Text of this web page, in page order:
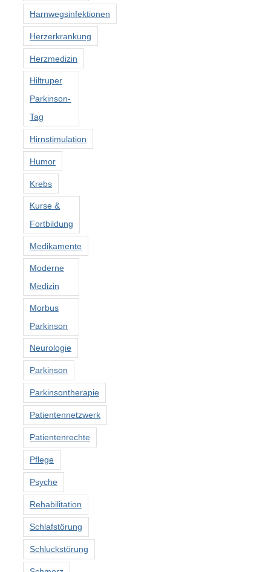
Harnwegsinfektionen
Herzerkrankung
Herzmedizin
Hiltruper
Parkinson-
Tag
Hirnstimulation
Humor
Krebs
Kurse &
Fortbildung
Medikamente
Moderne
Medizin
Morbus
Parkinson
Neurologie
Parkinson
Parkinsontherapie
Patientennetzwerk
Patientenrechte
Pflege
Psyche
Rehabilitation
Schlafstörung
Schluckstörung